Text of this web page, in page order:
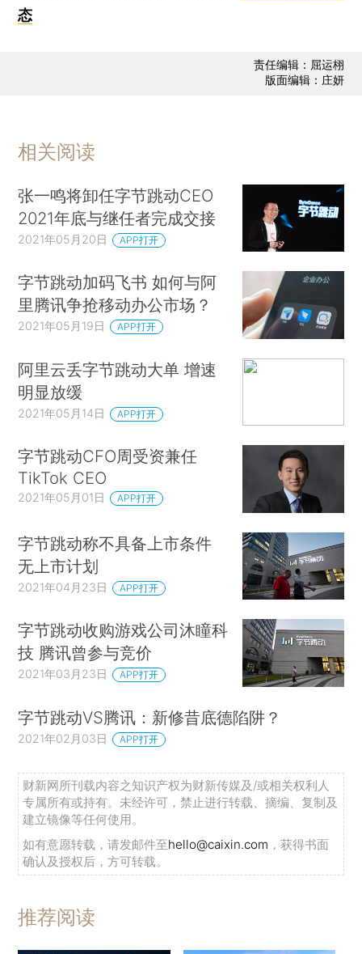
态
责任编辑：屈运栩
版面编辑：庄妍
相关阅读
张一鸣将卸任字节跳动CEO
2021年底与继任者完成交接
2021年05月20日 APP打开
字节跳动加码飞书 如何与阿
里腾讯争抢移动办公市场？
2021年05月19日 APP打开
阿里云丢字节跳动大单 增速
明显放缓
2021年05月14日 APP打开
字节跳动CFO周受资兼任
TikTok CEO
2021年05月01日 APP打开
字节跳动称不具备上市条件
无上市计划
2021年04月23日 APP打开
字节跳动收购游戏公司沐瞳科
技 腾讯曾参与竞价
2021年03月23日 APP打开
字节跳动VS腾讯：新修昔底德陷阱？
2021年02月03日 APP打开
财新网所刊载内容之知识产权为财新传媒及/或相关权利人
专属所有或持有。未经许可，禁止进行转载、摘编、复制及
建立镜像等任何使用。
如有意愿转载，请发邮件至hello@caixin.com ，获得书面
确认及授权后，方可转载。
推荐阅读